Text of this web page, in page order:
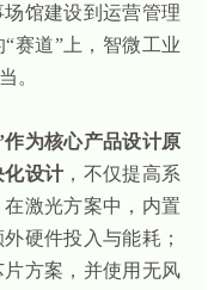
馆建设到运营管理
赛道”上，智微工业
。
为核心产品设计原
化设计，不仅提高系
激光方案中，内置
硬件投入与能耗；
方案，并使用无风